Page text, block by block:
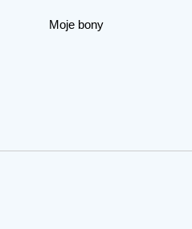
Moje bony